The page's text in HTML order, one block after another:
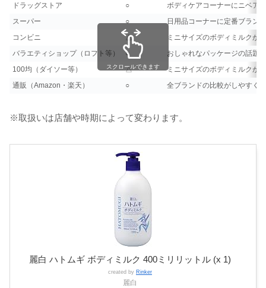
ドラッグストア
○
ボディケアコーナーにニベア
スーパー
○
日用品コーナーに定番ブラン
コンビニ
△
ミニサイズのボディミルクが
バラエティショップ（ロフト等）
○
おしゃれなパッケージの話題
100均（ダイソー等）
△
ミニサイズのボディミルクが
通販（Amazon・楽天）
○ 全ブランドの比較がしやすく
スクロールできます
※取扱いは店舗や時期によって変わります。
麗白 ハトムギ ボディミルク 400ミリリットル (x 1)
created by Rinker
麗白